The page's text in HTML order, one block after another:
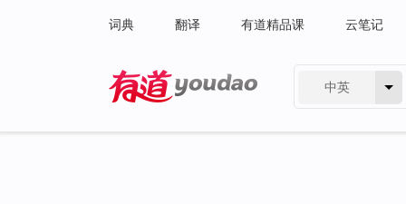
词典 翻译 有道精品课 云笔记
中英